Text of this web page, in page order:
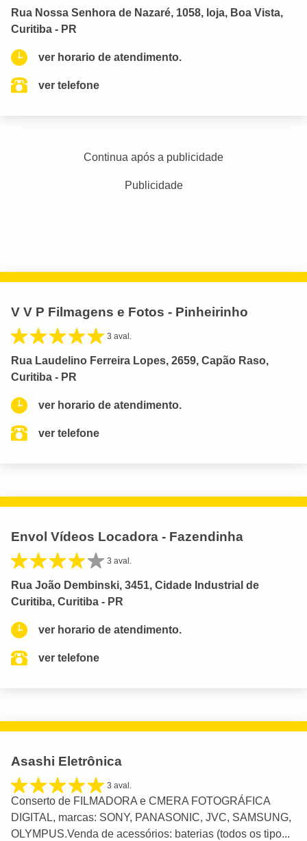
Rua Nossa Senhora de Nazaré, 1058, loja, Boa Vista,
Curitiba - PR
ver horario de atendimento.
ver telefone
Continua após a publicidade
Publicidade
V V P Filmagens e Fotos - Pinheirinho
3 aval.
Rua Laudelino Ferreira Lopes, 2659, Capão Raso,
Curitiba - PR
ver horario de atendimento.
ver telefone
Envol Vídeos Locadora - Fazendinha
3 aval.
Rua João Dembinski, 3451, Cidade Industrial de
Curitiba, Curitiba - PR
ver horario de atendimento.
ver telefone
Asashi Eletrônica
3 aval.
Conserto de FILMADORA e CMERA FOTOGRÁFICA
DIGITAL, marcas: SONY, PANASONIC, JVC, SAMSUNG,
OLYMPUS.Venda de acessórios: baterias (todos os tipo...